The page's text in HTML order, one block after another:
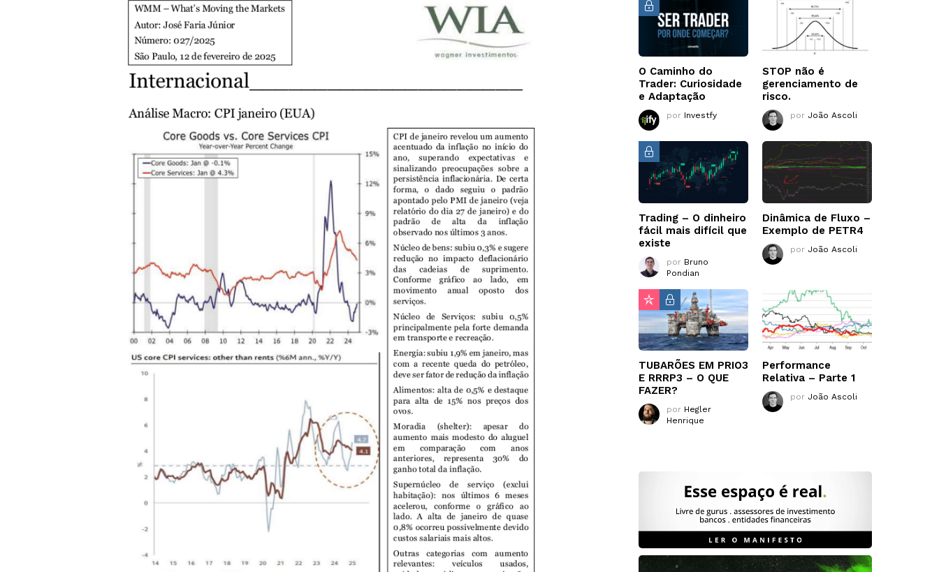
O Caminho do
Trader: Curiosidade
e Adaptação
por Investfy
STOP não é
gerenciamento de
risco.
por João Ascoli
Trading – O dinheiro
fácil mais difícil que
existe
por Bruno
Pondian
Dinâmica de Fluxo –
Exemplo de PETR4
por João Ascoli
TUBARÕES EM PRIO3
E RRRP3 – O QUE
FAZER?
por Hegler
Henrique
Performance
Relativa – Parte 1
por João Ascoli